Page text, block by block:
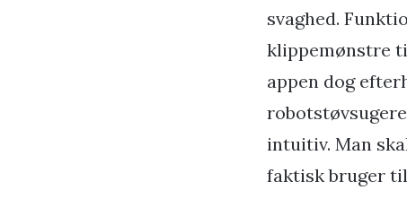
svaghed.
klippemønstre
appen dog
intuitiv. Man
faktisk bruger